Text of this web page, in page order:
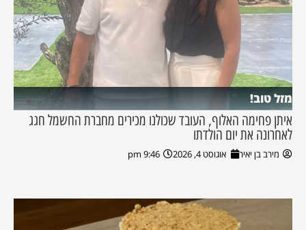
מזל טוב!
איתן פחימה האלוף, העובד שכולנו מכירים מחברת החשמל חגג
לאחרונה את יום הולדתו
מירב בן יאיר אוגוסט 4, 2026 9:46 pm